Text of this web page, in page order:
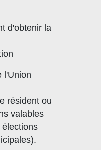
d'obtenir la
l'Union
résident ou
valables
élections